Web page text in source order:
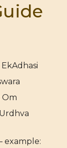
Om
example: